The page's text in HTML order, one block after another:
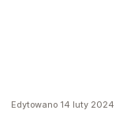
Edytowano 14 luty 2024